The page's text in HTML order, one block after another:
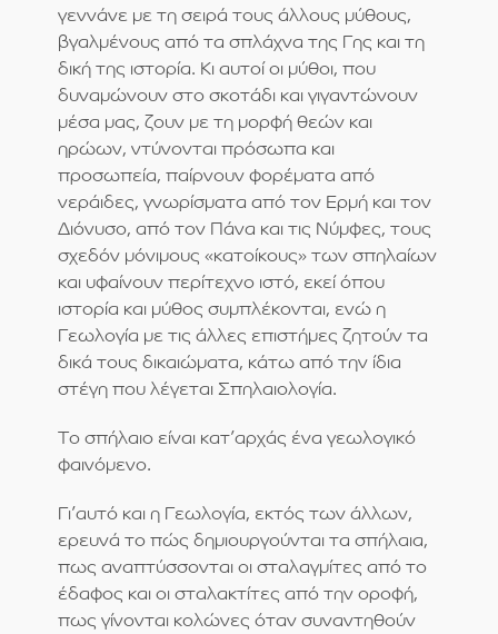
γεννάνε με τη σειρά τους άλλους μύθους,
βγαλμένους από τα σπλάχνα της Γης και τη
δική της ιστορία. Κι αυτοί οι μύθοι, που
δυναμώνουν στο σκοτάδι και γιγαντώνουν
μέσα μας, ζουν με τη μορφή θεών και
ηρώων, ντύνονται πρόσωπα και
προσωπεία, παίρνουν φορέματα από
νεράιδες, γνωρίσματα από τον Ερμή και τον
Διόνυσο, από τον Πάνα και τις Νύμφες, τους
σχεδόν μόνιμους «κατοίκους» των σπηλαίων
και υφαίνουν περίτεχνο ιστό, εκεί όπου
ιστορία και μύθος συμπλέκονται, ενώ η
Γεωλογία με τις άλλες επιστήμες ζητούν τα
δικά τους δικαιώματα, κάτω από την ίδια
στέγη που λέγεται Σπηλαιολογία.
Το σπήλαιο είναι κατ’αρχάς ένα γεωλογικό
φαινόμενο.
Γι’αυτό και η Γεωλογία, εκτός των άλλων,
ερευνά το πώς δημιουργούνται τα σπήλαια,
πως αναπτύσσονται οι σταλαγμίτες από το
έδαφος και οι σταλακτίτες από την οροφή,
πως γίνονται κολώνες όταν συναντηθούν